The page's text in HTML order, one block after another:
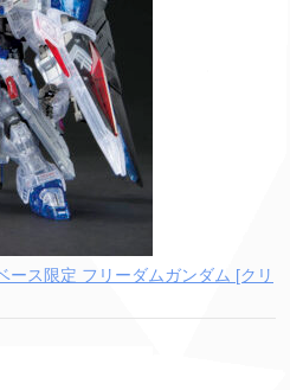
ース限定 フリーダムガンダム [クリ